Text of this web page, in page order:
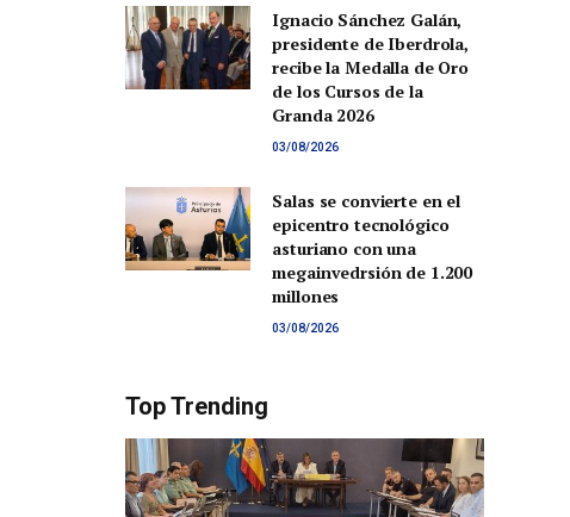
Ignacio Sánchez Galán,
presidente de Iberdrola,
recibe la Medalla de Oro
de los Cursos de la
Granda 2026
03/08/2026
Salas se convierte en el
epicentro tecnológico
asturiano con una
megainvedrsión de 1.200
millones
03/08/2026
Top Trending